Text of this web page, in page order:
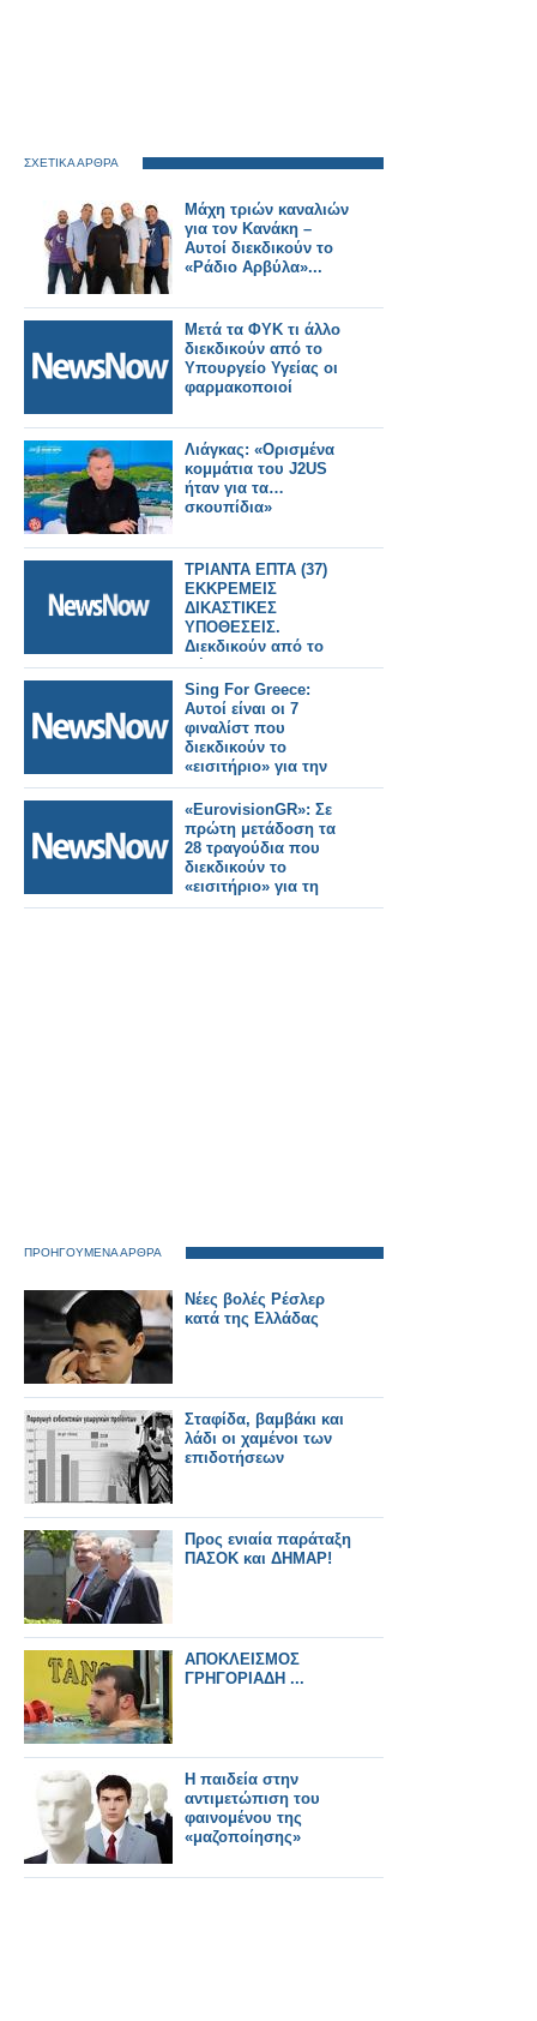
ΣΧΕΤΙΚΑ ΑΡΘΡΑ
Μάχη τριών καναλιών
για τον Κανάκη –
Αυτοί διεκδικούν το
«Ράδιο Αρβύλα»...
Μετά τα ΦΥΚ τι άλλο
διεκδικούν από το
Υπουργείο Υγείας οι
φαρμακοποιοί
Λιάγκας: «Ορισμένα
κομμάτια του J2US
ήταν για τα…
σκουπίδια»
ΤΡΙΑΝΤΑ ΕΠΤΑ (37)
ΕΚΚΡΕΜΕΙΣ
ΔΙΚΑΣΤΙΚΕΣ
ΥΠΟΘΕΣΕΙΣ.
Διεκδικούν από το
Δήμο 1.074.275,51
ευρώ. Να ενημερωθεί
το Δημοτικό
Συμβούλιο και οι
Δημότες . Δημοτικοί
Σύμβουλοι ΠΡΑΞΤΕ
ΤΟ ΘΕΣΜΙΚΟ ΣΑΣ
ΚΑΘΗΚΟΝ. ΔΕΝ ΠΑΕΙ
ΑΛΛΟ
Sing For Greece:
Αυτοί είναι οι 7
φιναλίστ που
διεκδικούν το
«εισιτήριο» για την
Eurovision 2026
«EurovisionGR»: Σε
πρώτη μετάδοση τα
28 τραγούδια που
διεκδικούν το
«εισιτήριο» για τη
Eurovision 2026 |
ΠΡΟΗΓΟΥΜΕΝΑ ΑΡΘΡΑ
Νέες βολές Ρέσλερ
κατά της Ελλάδας
Σταφίδα, βαμβάκι και
λάδι οι χαμένοι των
επιδοτήσεων
Προς ενιαία παράταξη
ΠΑΣΟΚ και ΔΗΜΑΡ!
ΑΠΟΚΛΕΙΣΜΟΣ
ΓΡΗΓΟΡΙΑΔΗ ...
Η παιδεία στην
αντιμετώπιση του
φαινομένου της
«μαζοποίησης»